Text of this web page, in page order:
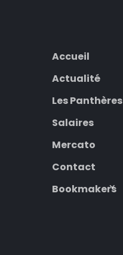
Accueil
Actualité
Les Panthères
Salaires
Mercato
Contact
Bookmakers